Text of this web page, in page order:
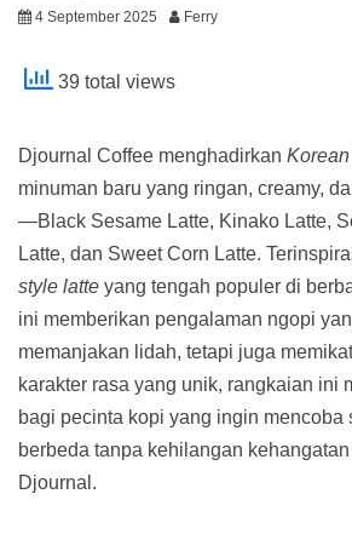
4 September 2025 Ferry
39 total views
Djournal Coffee menghadirkan
minuman baru yang ringan, creamy,
—Black Sesame Latte, Kinako Latte,
Latte, dan Sweet Corn Latte.
style latte yang tengah populer di
ini memberikan pengalaman ngopi
memanjakan lidah, tetapi juga
karakter rasa yang unik, rangkaian ini
bagi pecinta kopi yang ingin mencoba
berbeda tanpa kehilangan
Djournal.